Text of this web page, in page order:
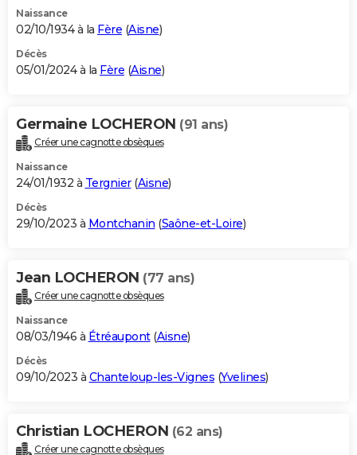
Naissance
02/10/1934 à la Fère (Aisne)
Décès
05/01/2024 à la Fère (Aisne)
Germaine LOCHERON (91 ans)
Créer une cagnotte obsèques
Naissance
24/01/1932 à Tergnier(Aisne)
Décès
29/10/2023 à Montchanin (Saône-et-Loire)
Jean LOCHERON (77 ans)
Créer une cagnotte obsèques
Naissance
08/03/1946 à Étréaupont(Aisne)
Décès
09/10/2023 à Chanteloup-les-Vignes (Yvelines)
Christian LOCHERON (62 ans)
Créer une cagnotte obsèques